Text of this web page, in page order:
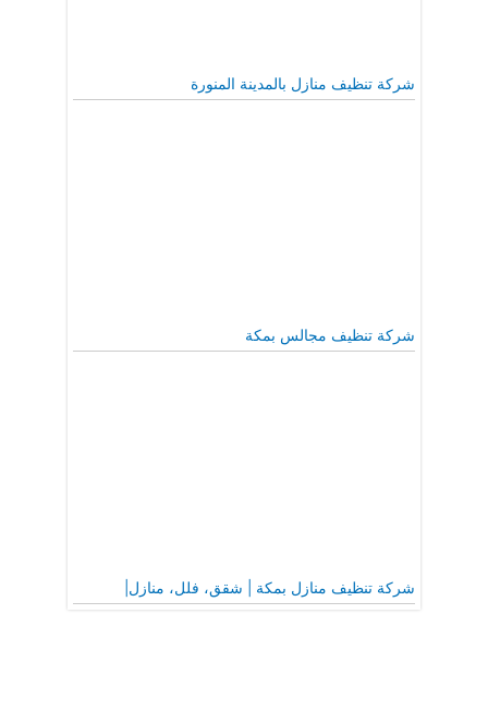
شركة تنظيف منازل بالمدينة المنورة
شركة تنظيف مجالس بمكة
شركة تنظيف منازل بمكة | شقق، فلل، منازل|